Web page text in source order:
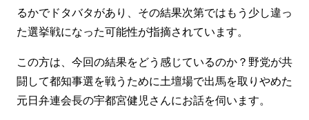
るかでドタバタがあり、その結果次第ではもう少し違っ
た選挙戦になった可能性が指摘されています。
この方は、今回の結果をどう感じているのか？野党が共
闘して都知事選を戦うために土壇場で出馬を取りやめた
元日弁連会長の宇都宮健児さんにお話を伺います。